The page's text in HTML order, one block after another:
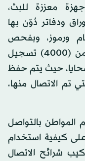
معززة للبث،
وأوراق ودفاتر دُوّن بها
ورموز، وبفحص
الأجهزة فنياً تم العثور على أكثر من (4000) تسجيل
حيث يتم حفظ
الاتصال منها،
بالتواصل
كيفية استخدام
شرائح الاتصال